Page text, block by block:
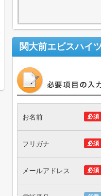
関大前エビスハイ
必須
お名前
必須
フリガナ
必須
メールアドレス